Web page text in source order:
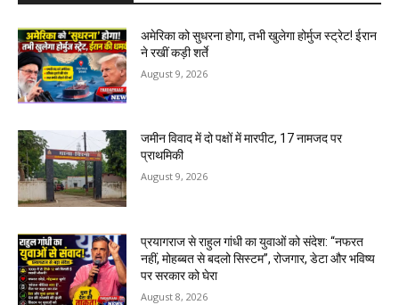
अमेरिका को सुधरना होगा, तभी खुलेगा होर्मुज स्ट्रेट! ईरान
ने रखीं कड़ी शर्ते
August 9, 2026
जमीन विवाद में दो पक्षों में मारपीट, 17 नामजद पर
प्राथमिकी
August 9, 2026
प्रयागराज से राहुल गांधी का युवाओं को संदेश: “नफरत
नहीं, मोहब्बत से बदलो सिस्टम”, रोजगार, डेटा और भविष्य
पर सरकार को घेरा
August 8, 2026